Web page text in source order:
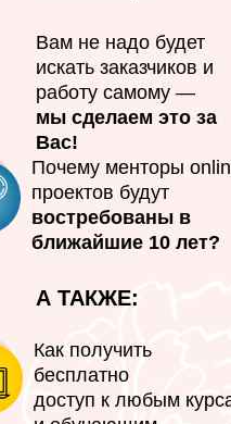
Вам не надо будет
искать заказчиков и
работу самому —
мы сделаем это за
Вас!
Почему менторы
проектов будут
востребованы в
ближайшие 10 лет?
Как получить
бесплатно
доступ к любым
А ТАКЖЕ: